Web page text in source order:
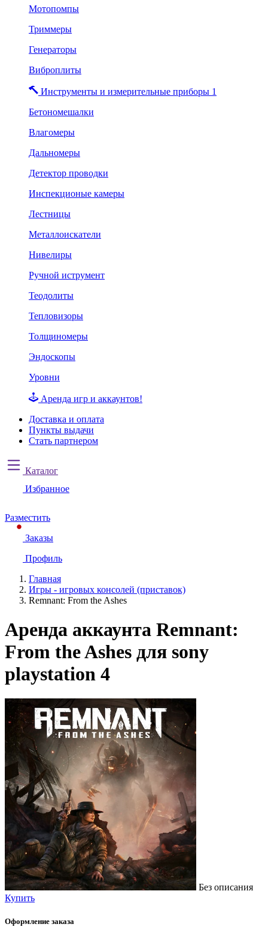
Мотопомпы
Триммеры
Генераторы
Виброплиты
Инструменты и измерительные приборы 1
Бетономешалки
Влагомеры
Дальномеры
Детектор проводки
Инспекционые камеры
Лестницы
Металлоискатели
Нивелиры
Ручной иструмент
Теодолиты
Тепловизоры
Толщиномеры
Эндоскопы
Уровни
Аренда игр и аккаунтов!
Доставка и оплата
Пункты выдачи
Стать партнером
Каталог
Избранное
Разместить
Заказы
Профиль
Главная
Игры - игровых консолей (приставок)
Remnant: From the Ashes
Аренда аккаунта Remnant:
From the Ashes для sony
playstation 4
Без описания
Купить
Оформление заказа